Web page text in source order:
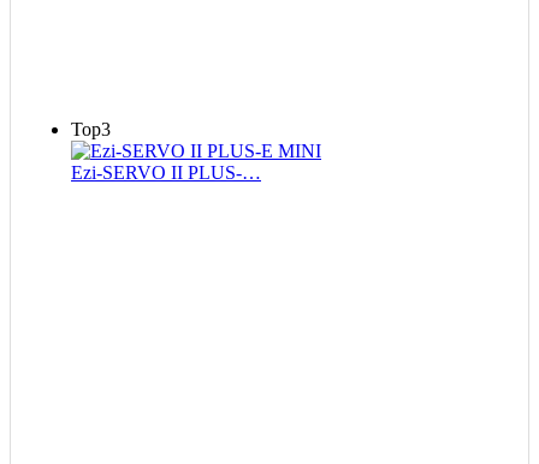
Top3
Ezi-SERVO II PLUS-…